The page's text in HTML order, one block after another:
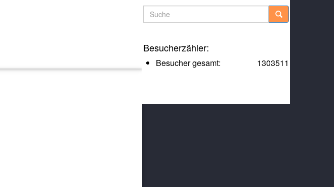
Suche
Besucherzähler:
1303511
Besucher gesamt: